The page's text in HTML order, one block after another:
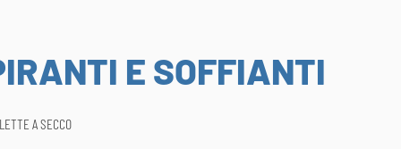
E SOFFIANTI
A SECCO